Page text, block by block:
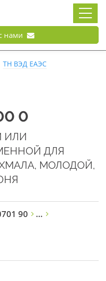
нами
ТН ВЭД ЕАЭС
0
ИЛИ
ДЛЯ
МОЛОДОЙ,
90
…